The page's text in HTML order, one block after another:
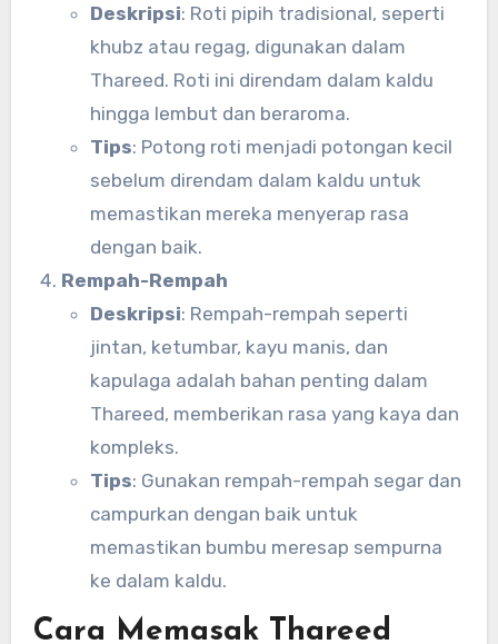
Deskripsi: Roti pipih tradisional, seperti
khubz atau regag, digunakan dalam
Thareed. Roti ini direndam dalam kaldu
hingga lembut dan beraroma.
Tips: Potong roti menjadi potongan kecil
sebelum direndam dalam kaldu untuk
memastikan mereka menyerap rasa
dengan baik.
Rempah-Rempah
Deskripsi: Rempah-rempah seperti
jintan, ketumbar, kayu manis, dan
kapulaga adalah bahan penting dalam
Thareed, memberikan rasa yang kaya dan
kompleks.
Tips: Gunakan rempah-rempah segar dan
campurkan dengan baik untuk
memastikan bumbu meresap sempurna
ke dalam kaldu.
Cara Memasak Thareed